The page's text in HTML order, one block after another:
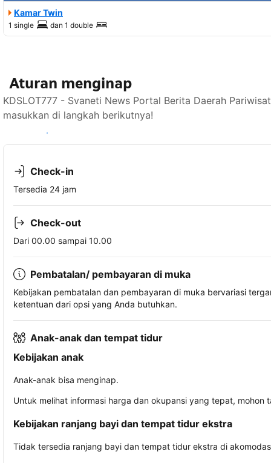
Kamar Twin
1 single dan 1 double
Aturan menginap
KDSLOT777 - Svaneti News Portal Berita Daerah
masukkan di langkah berikutnya!
Lihat ketersediaan
Check-in
Tersedia 24 jam
Check-out
Dari 00.00 sampai 10.00
Pembatalan/ pembayaran di muka
Kebijakan pembatalan dan pembayaran di muka bervariasi
ketentuan dari opsi yang Anda butuhkan.
Anak-anak dan tempat tidur
Kebijakan anak
Anak-anak bisa menginap.
Untuk melihat informasi harga dan okupansi yang tepat,
Kebijakan ranjang bayi dan tempat tidur ekstra
Tidak tersedia ranjang bayi dan tempat tidur ekstra di